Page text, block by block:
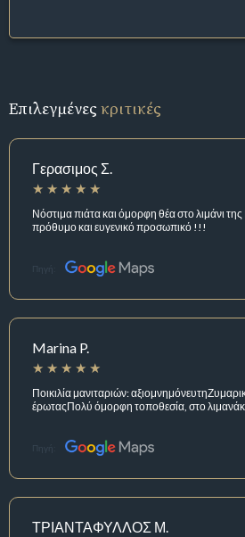
Επιλεγμένεςκριτικές
Γερασιμος Σ.
Νόστιμα πιάτα και όμορφη θέα στο λιμάνι
πρόθυμο και ευγενικό προσωπικό !!!
Πηγή:
Marina P.
Ποικιλία μανιταριών:
έρωταςΠολύ όμορφη τοποθεσία, στο
Πηγή:
ΤΡΙΑΝΤΑΦΥΛΛΟΣ Μ.